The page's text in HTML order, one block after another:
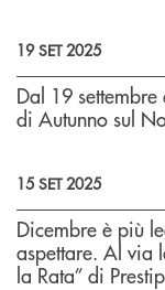
19 SET 2025
Dal 19
di Autunno sul
15 SET 2025
Dicembre è più
aspettare. Al via
la Rata” di